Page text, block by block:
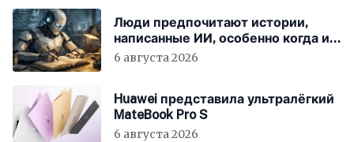
Люди предпочитают истории,
написанные ИИ, особенно когда им
говорят, что они были написаны
6 августа 2026
Huawei представила ультралёгкий
MateBook Pro S
6 августа 2026